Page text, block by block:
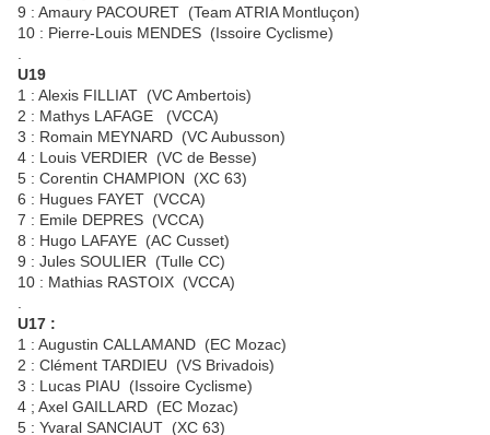
9 : Amaury PACOURET (Team ATRIA Montluçon)
10 : Pierre-Louis MENDES (Issoire Cyclisme)
U19
1 : Alexis FILLIAT (VC Ambertois)
2 : Mathys LAFAGE (VCCA)
3 : Romain MEYNARD (VC Aubusson)
4 : Louis VERDIER (VC de Besse)
5 : Corentin CHAMPION (XC 63)
6 : Hugues FAYET (VCCA)
7 : Emile DEPRES (VCCA)
8 : Hugo LAFAYE (AC Cusset)
9 : Jules SOULIER (Tulle CC)
10 : Mathias RASTOIX (VCCA)
U17 :
1 : Augustin CALLAMAND (EC Mozac)
2 : Clément TARDIEU (VS Brivadois)
3 : Lucas PIAU (Issoire Cyclisme)
4 ; Axel GAILLARD (EC Mozac)
5 : Yvaral SANCIAUT (XC 63)